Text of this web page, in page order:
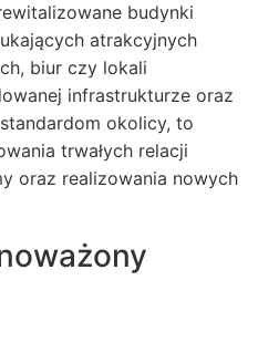
budynki
atrakcyjnych
biur czy lokali
infrastrukturze oraz
okolicy, to
trwałych relacji
oraz realizowania nowych